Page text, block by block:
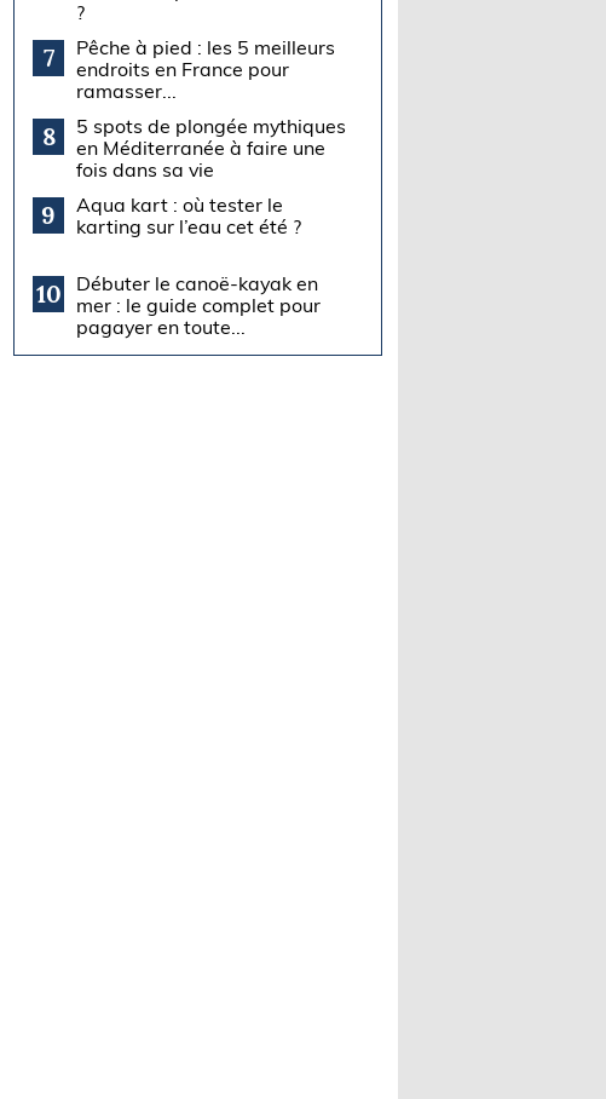
?
7
Pêche à pied : les 5 meilleurs
endroits en France pour
ramasser...
8
5 spots de plongée mythiques
en Méditerranée à faire une
fois dans sa vie
9
Aqua kart : où tester le
karting sur l’eau cet été ?
10
Débuter le canoë-kayak en
mer : le guide complet pour
pagayer en toute...